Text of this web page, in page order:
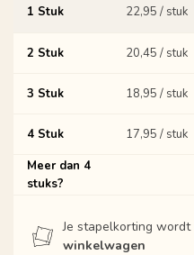
1 Stuk 22,95 / stuk
2 Stuk 20,45 / stuk
3 Stuk 18,95 / stuk
4 Stuk 17,95 / stuk
Meer dan 4
stuks?
Je stapelkorting wordt
winkelwagen